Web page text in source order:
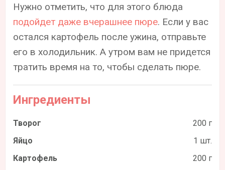
Нужно отметить, что для этого блюда
подойдет даже вчерашнее пюре. Если у вас
остался картофель после ужина, отправьте
его в холодильник. А утром вам не придется
тратить время на то, чтобы сделать пюре.
Ингредиенты
Творог
200 г
Яйцо
1 шт.
Картофель
200 г